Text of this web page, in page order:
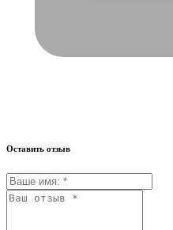
Оставить отзыв